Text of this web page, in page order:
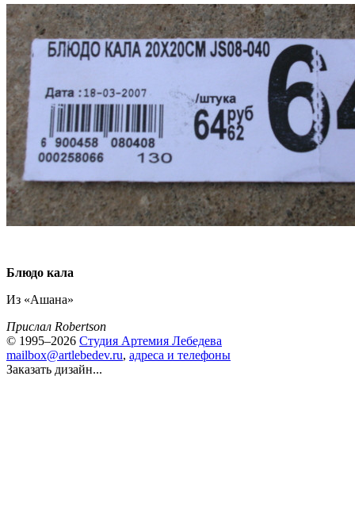
Блюдо кала
Из «Ашана»
Прислал Robertson
© 1995–2026 Студия Артемия Лебедева
mailbox@artlebedev.ru, адреса и телефоны
Заказать дизайн...